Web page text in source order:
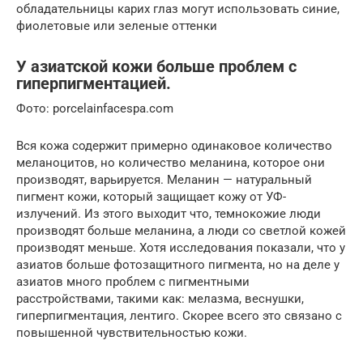
обладательницы карих глаз могут использовать синие,
фиолетовые или зеленые оттенки
У азиатской кожи больше проблем с
гиперпигментацией.
Фото: porcelainfacespa.com
Вся кожа содержит примерно одинаковое количество
меланоцитов, но количество меланина, которое они
производят, варьируется. Меланин — натуральный
пигмент кожи, который защищает кожу от УФ-
излучений. Из этого выходит что, темнокожие люди
производят больше меланина, а люди со светлой кожей
производят меньше. Хотя исследования показали, что у
азиатов больше фотозащитного пигмента, но на деле у
азиатов много проблем с пигментными
расстройствами, такими как: мелазма, веснушки,
гиперпигментация, лентиго. Скорее всего это связано с
повышенной чувствительностью кожи.